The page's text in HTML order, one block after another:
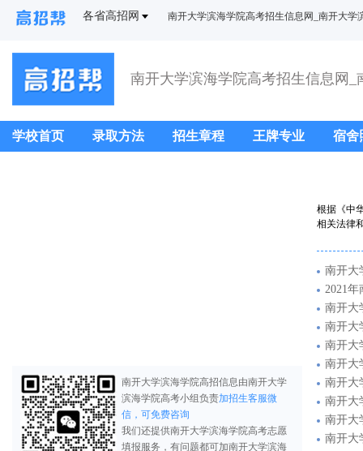
各省高招网 南开大学滨海学院高考招生信息网_南开大学
学校首页 录取方法 招生章程 王牌专业 宿舍
南开大学滨海学院高招信息由南开大学
滨海学院高考小组负责加招生客服微
信，可免费咨询
我们还提供南开大学滨海学院高考志愿
填报服务，有问题都可加南开大学滨海
根据《中
相关法律
南开大
2021
南开大
南开大
南开大
南开大
南开大
南开大
南开大
南开大